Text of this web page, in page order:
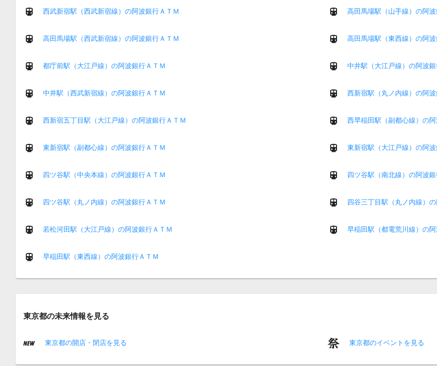
西武新宿駅（西武新宿線）の阿波銀行ＡＴＭ 高田馬場駅（山手線）の阿
高田馬場駅（西武新宿線）の阿波銀行ＡＴＭ 高田馬場駅（東西線）の阿
都庁前駅（大江戸線）の阿波銀行ＡＴＭ 中井駅（大江戸線）の阿波
中井駅（西武新宿線）の阿波銀行ＡＴＭ 西新宿駅（丸ノ内線）の阿
西新宿五丁目駅（大江戸線）の阿波銀行ＡＴＭ 西早稲田駅（副都心線）の
東新宿駅（副都心線）の阿波銀行ＡＴＭ 東新宿駅（大江戸線）の阿
四ツ谷駅（中央本線）の阿波銀行ＡＴＭ 四ツ谷駅（南北線）の阿波
四ツ谷駅（丸ノ内線）の阿波銀行ＡＴＭ 四谷三丁目駅（丸ノ内線）
若松河田駅（大江戸線）の阿波銀行ＡＴＭ 早稲田駅（都電荒川線）の
早稲田駅（東西線）の阿波銀行ＡＴＭ
東京都の未来情報を見る
東京都の開店・閉店を見る 東京都のイベントを見る